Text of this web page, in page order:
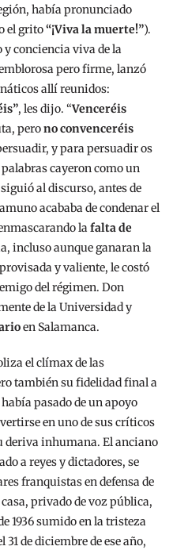
había pronunciado
el grito“¡Viva la muerte!”).
conciencia viva de la
pero firme, lanzó
allí reunidos:
, les dijo. “Venceréis
perono convenceréis
y para persuadir os
cayeron como un
al discurso, antes de
acababa de condenar el
lafalta de
incluso aunque ganaran la
y valiente, le costó
del régimen. Don
de la Universidad y
en Salamanca.
el clímax de las
también su fidelidad final a
pasado de un apoyo
en uno de sus críticos
deriva inhumana. El anciano
a reyes y dictadores, se
franquistas en defensa de
privado de voz pública,
1936 sumido en la tristeza
de diciembre de ese año,